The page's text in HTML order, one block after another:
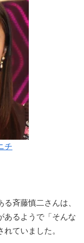
チ
斉藤慎二さんは、
あるようで「そんな
ていました。